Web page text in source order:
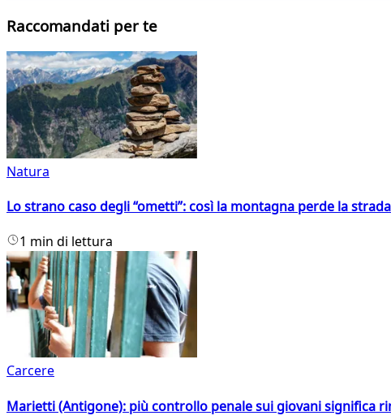
Raccomandati per te
Natura
Lo strano caso degli “ometti”: così la montagna perde la strada
1 min di lettura
Carcere
Marietti (Antigone): più controllo penale sui giovani significa